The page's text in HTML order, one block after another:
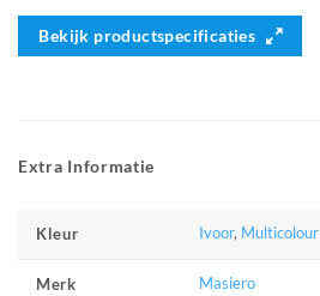
Bekijk productspecificaties
Extra Informatie
Kleur Ivoor, Multicolour
Merk Masiero